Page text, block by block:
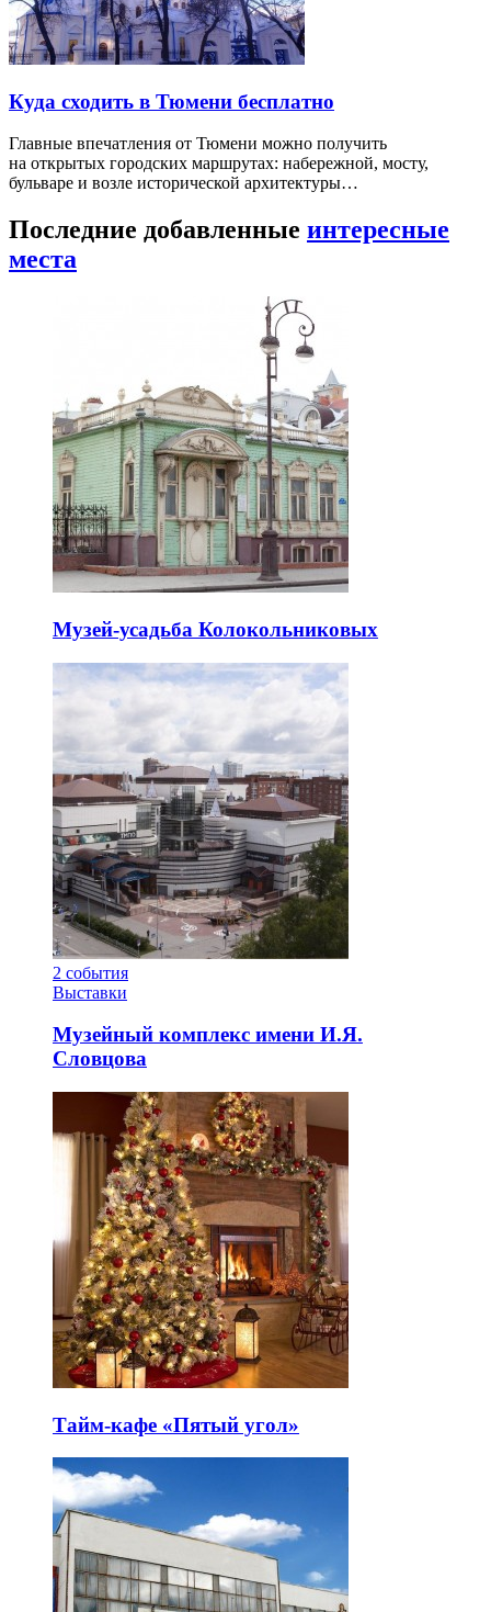
Куда сходить в Тюмени бесплатно
Главные впечатления от Тюмени можно получить
на открытых городских маршрутах: набережной, мосту,
бульваре и возле исторической архитектуры…
Последние добавленные интересные
места
Музей-усадьба Колокольниковых
2 события
Выставки
Музейный комплекс имени И.Я.
Словцова
Тайм-кафе «Пятый угол»